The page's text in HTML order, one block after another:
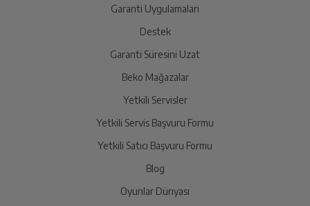
İade Talebiniz Onaylansın
Yetkili servis gerekli kontrolleri sağladıktan sonra İade
süreciniz tamamlanacaktır.
Ücretiniz İade Edilsin
Garanti Uygulamaları
Destek
Garanti Süresini Uzat
Beko Mağazalar
Yetkili Servisler
Yetkili Servis Başvuru Formu
Yetkili Satıcı Başvuru Formu
Blog
Oyunlar Dünyası